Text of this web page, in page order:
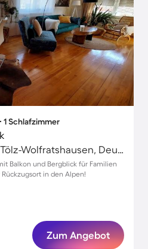
1 Schlafzimmer
Sachsenkam, Bad Tölz-Wolfratshausen, Deutschland
Balkon und Bergblick für Familien
in den Alpen!
Zum Angebot